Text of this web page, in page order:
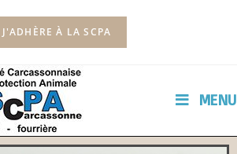
J'ADHÈRE À LA SCPA
MENU